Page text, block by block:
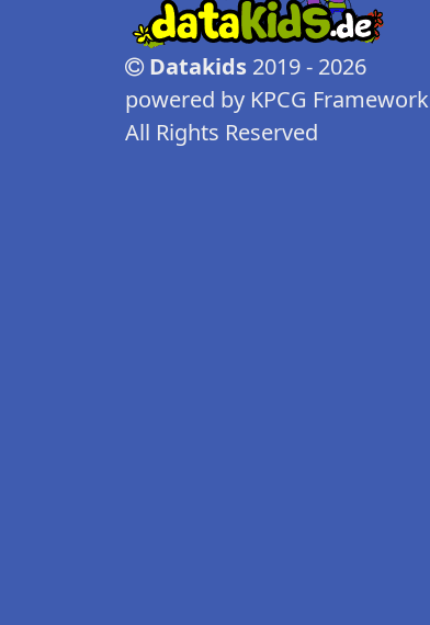
Datakids 2019 - 2026
powered by KPCG Framework
All Rights Reserved